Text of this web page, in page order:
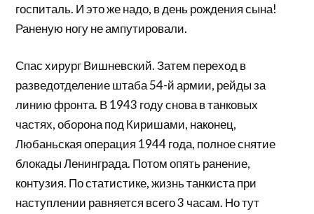
госпиталь. И это же надо, в день рождения сына!
Раненую ногу не ампутировали.
Спас хирург Вишневский. Затем переход в
разведотделение штаба 54-й армии, рейды за
линию фронта. В 1943 году снова в танковых
частях, оборона под Киришами, наконец,
Любаньская операция 1944 года, полное снятие
блокады Ленинграда. Потом опять ранение,
контузия. По статистике, жизнь танкиста при
наступлении равняется всего 3 часам. Но тут